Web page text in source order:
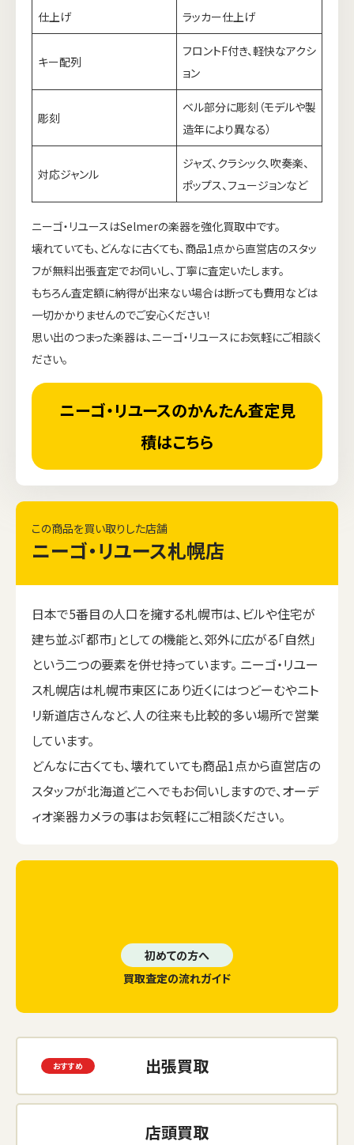
仕上げ ラッカー仕上げ
キー配列
フロントF付き、軽快なアクシ
ョン
彫刻
ベル部分に彫刻（モデルや製
造年により異なる）
対応ジャンル
ジャズ、クラシック、吹奏楽、
ポップス、フュージョンなど
ニーゴ・リユースはSelmerの楽器を強化買取中です。
壊れていても、どんなに古くても、商品1点から直営店のスタッ
フが無料出張査定でお伺いし、丁寧に査定いたします。
もちろん査定額に納得が出来ない場合は断っても費用などは
一切かかりませんのでご安心ください！
思い出のつまった楽器は、ニーゴ・リユースにお気軽にご相談く
ださい。
ニーゴ・リユースのかんたん査定見
積はこちら
この商品を買い取りした店舗
ニーゴ・リユース札幌店
日本で5番目の人口を擁する札幌市は、ビルや住宅が
建ち並ぶ「都市」としての機能と、郊外に広がる「自然」
という二つの要素を併せ持っています。 ニーゴ・リユー
ス札幌店は札幌市東区にあり近くにはつどーむやニト
リ新道店さんなど、人の往来も比較的多い場所で営業
しています。
どんなに古くても、壊れていても商品1点から直営店の
スタッフが北海道どこへでもお伺いしますので、オーデ
ィオ楽器カメラの事はお気軽にご相談ください。
初めての方へ
買取査定の流れガイド
出張買取
店頭買取